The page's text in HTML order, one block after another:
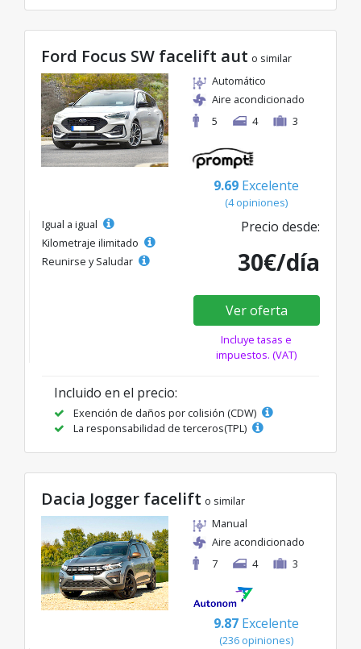
Ford Focus SW facelift aut o similar
Automático
Aire acondicionado
5
4 3
9.69 Excelente
(4 opiniones)
Igual a igual
Kilometraje ilimitado
Reunirse y Saludar
Precio desde:
30€/día
Ver oferta
Incluye tasas e
impuestos. (VAT)
Incluido en el precio:
Exención de daños por colisión (CDW)
La responsabilidad de terceros(TPL)
Dacia Jogger facelift o similar
Manual
Aire acondicionado
7
4 3
9.87 Excelente
(236 opiniones)